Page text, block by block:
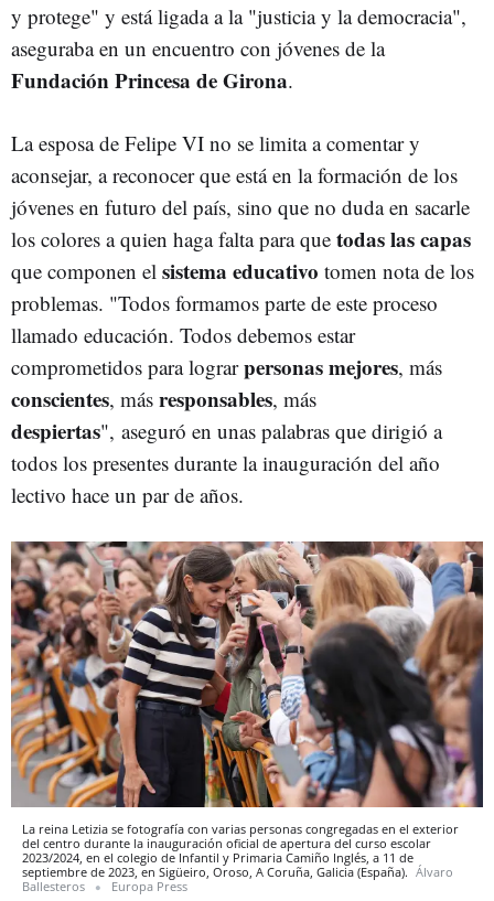
y protege" y está ligada a la "justicia y la democracia",
aseguraba en un encuentro con jóvenes de la
Fundación Princesa de Girona.
La esposa de Felipe VI no se limita a comentar y
aconsejar, a reconocer que está en la formación de los
jóvenes en futuro del país, sino que no duda en sacarle
los colores a quien haga falta para que todas las capas
que componen el sistema educativo tomen nota de los
problemas. "Todos formamos parte de este proceso
llamado educación. Todos debemos estar
comprometidos para lograrpersonas mejores, más
conscientes, más responsables, más
despiertas", aseguró en unas palabras que dirigió a
todos los presentes durante la inauguración del año
lectivo hace un par de años.
La reina Letizia se fotografía con varias personas congregadas en el exterior
del centro durante la inauguración oficial de apertura del curso escolar
2023/2024, en el colegio de Infantil y Primaria Camiño Inglés, a 11 de
septiembre de 2023, en Sigüeiro, Oroso, A Coruña, Galicia (España). Álvaro
Ballesteros
Europa Press